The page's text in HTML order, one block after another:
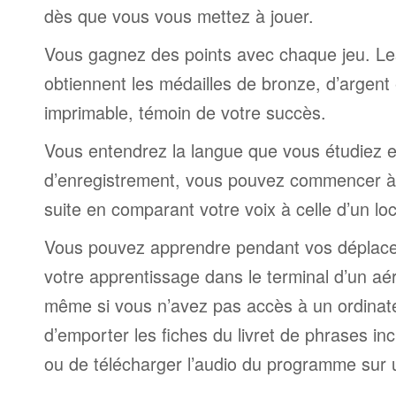
dès que vous vous mettez à jouer.
Vous gagnez des points avec chaque jeu.
obtiennent les médailles de bronze,
imprimable, témoin de votre succès.
Vous entendrez la langue que vous étudiez
d’enregistrement, vous pouvez commencer
suite en comparant votre voix à celle d’un
Vous pouvez apprendre pendant vos
votre apprentissage dans le terminal d’un
même si vous n’avez pas accès à un
d’emporter les fiches du livret de phrases
ou de télécharger l’audio du programme sur